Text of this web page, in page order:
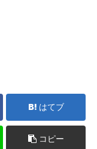
はてブ
コピー